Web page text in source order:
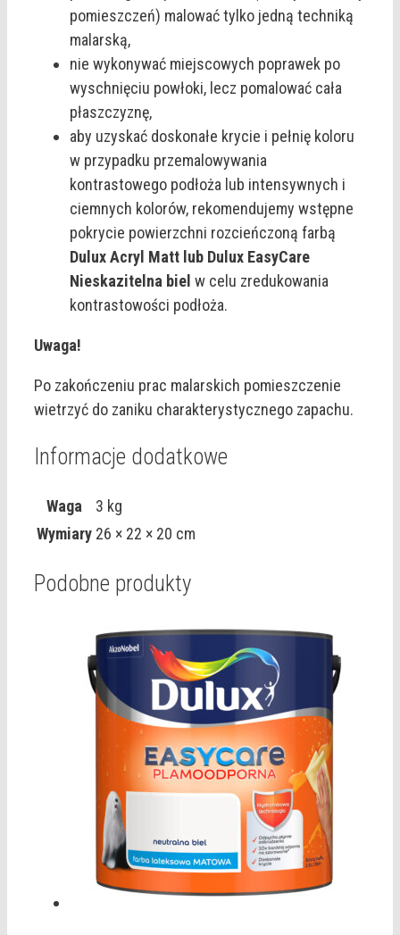
pomieszczeń) malować tylko jedną techniką
malarską,
nie wykonywać miejscowych poprawek po
wyschnięciu powłoki, lecz pomalować cała
płaszczyznę,
aby uzyskać doskonałe krycie i pełnię koloru
w przypadku przemalowywania
kontrastowego podłoża lub intensywnych i
ciemnych kolorów, rekomendujemy wstępne
pokrycie powierzchni rozcieńczoną farbą
Dulux Acryl Matt lub Dulux EasyCare
Nieskazitelna biel w celu zredukowania
kontrastowości podłoża.
Uwaga!
Po zakończeniu prac malarskich pomieszczenie
wietrzyć do zaniku charakterystycznego zapachu.
Informacje dodatkowe
Waga
3 kg
Wymiary 26 × 22 × 20 cm
Podobne produkty